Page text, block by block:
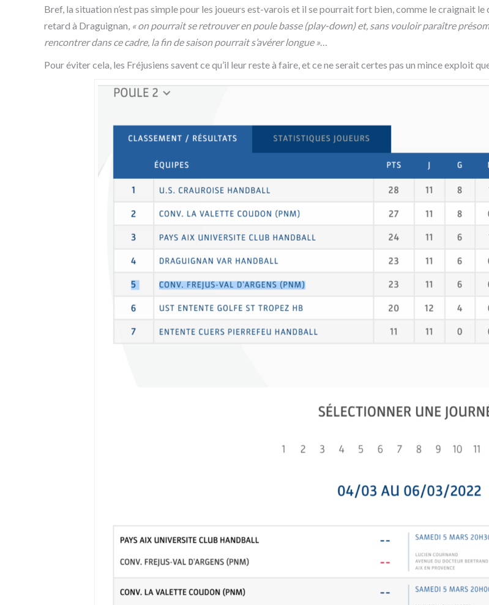
Bref, la situation n’est pas simple pour les joueurs est-varois et il se pourrait fort bien, comme le craignait
retard à Draguignan, « on pourrait se retrouver en poule basse (play-down) et, sans vouloir paraître
rencontrer dans ce cadre, la fin de saison pourrait s’avérer longue »…
Pour éviter cela, les Fréjusiens savent ce qu’il leur reste à faire, et ce ne serait certes pas un mince exploit